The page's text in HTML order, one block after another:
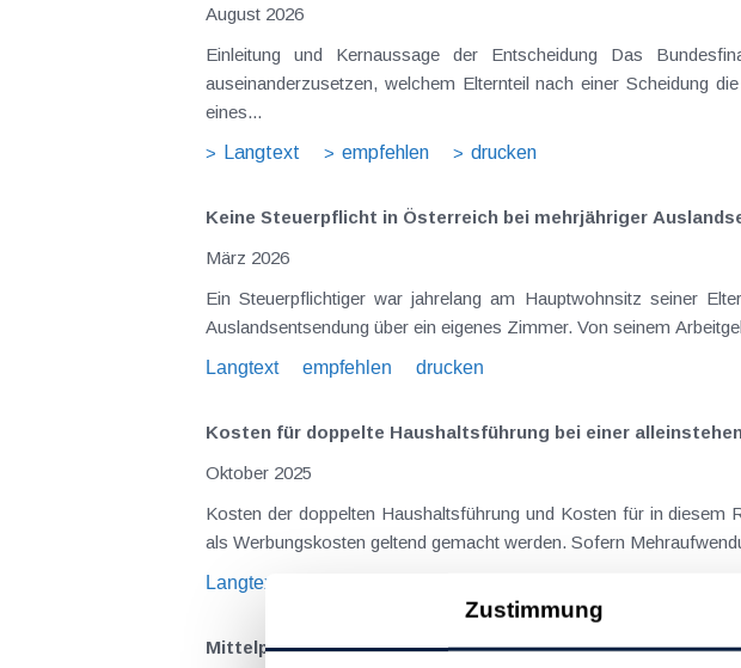
Zustimmung
August 2026
Einleitung und Kernaussage der Entscheidung Das Bundesfinanzgericht (GZ RV/7103366/2025 vom 10.02.2026) hatte sich mit der Frage
auseinanderzusetzen, welchem Elternteil nach einer Scheidung
eines...
Langtext
empfehlen drucken
Keine Steuerpflicht in Österreich bei mehrjähriger
März 2026
Ein Steuerpflichtiger war jahrelang am Hauptwohnsitz seiner
Auslandsentsendung über ein eigenes Zimmer. Von seinem
Langtext
empfehlen drucken
Kosten für doppelte Haushaltsführung bei einer
Oktober 2025
Kosten der doppelten Haushaltsführung und Kosten für in diesem
als Werbungskosten geltend gemacht werden. Sofern
Langtext
Mittelpunkt der Lebensinteressen in Österreich bei